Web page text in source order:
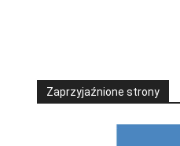
Zaprzyjaźnione strony